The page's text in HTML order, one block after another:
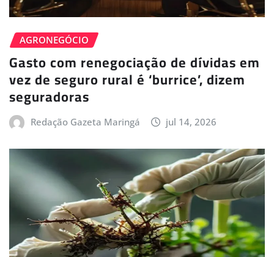
AGRONEGÓCIO
Gasto com renegociação de dívidas em
vez de seguro rural é ‘burrice’, dizem
seguradoras
Redação Gazeta Maringá jul 14, 2026